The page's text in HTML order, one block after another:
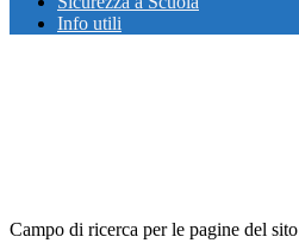
Info utili
Campo di ricerca per le pagine del sito